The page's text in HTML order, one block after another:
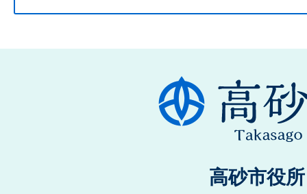
高砂市役所